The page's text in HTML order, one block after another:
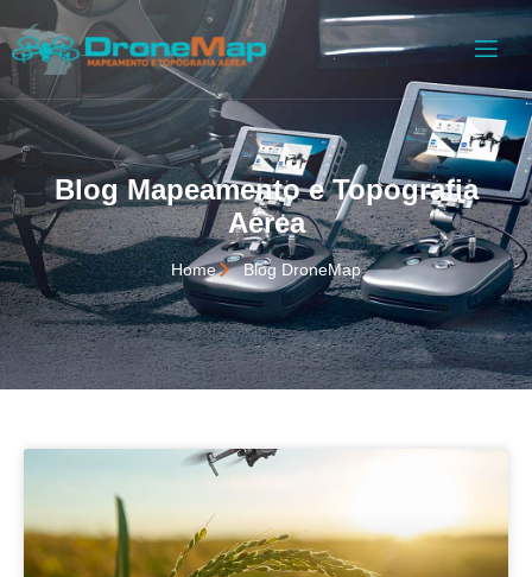
Blog Mapeamento e Topografia
Aérea
Home Blog DroneMap